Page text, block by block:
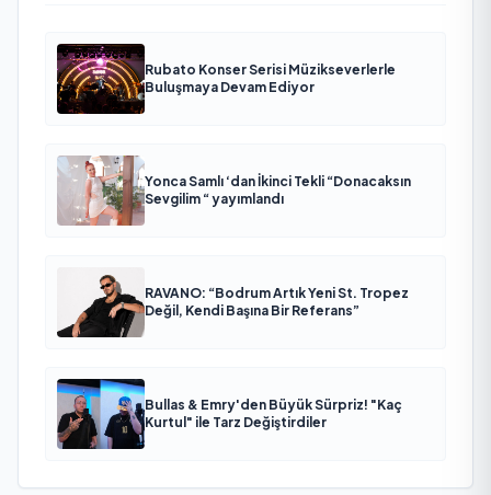
Rubato Konser Serisi Müzikseverlerle
Buluşmaya Devam Ediyor
Yonca Samlı ‘dan İkinci Tekli “Donacaksın
Sevgilim “ yayımlandı
RAVANO: “Bodrum Artık Yeni St. Tropez
Değil, Kendi Başına Bir Referans”
Bullas & Emry'den Büyük Sürpriz! "Kaç
Kurtul" ile Tarz Değiştirdiler